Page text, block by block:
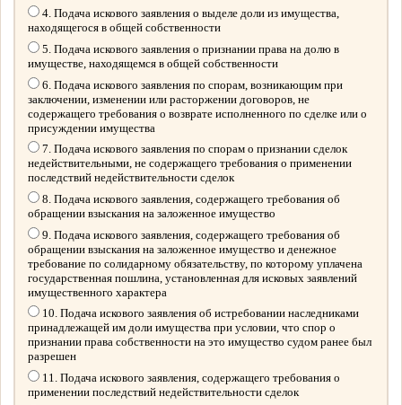
4. Подача искового заявления о выделе доли из имущества,
находящегося в общей собственности
5. Подача искового заявления о признании права на долю в
имуществе, находящемся в общей собственности
6. Подача искового заявления по спорам, возникающим при
заключении, изменении или расторжении договоров, не
содержащего требования о возврате исполненного по сделке или о
присуждении имущества
7. Подача искового заявления по спорам о признании сделок
недействительными, не содержащего требования о применении
последствий недействительности сделок
8. Подача искового заявления, содержащего требования об
обращении взыскания на заложенное имущество
9. Подача искового заявления, содержащего требования об
обращении взыскания на заложенное имущество и денежное
требование по солидарному обязательству, по которому уплачена
государственная пошлина, установленная для исковых заявлений
имущественного характера
10. Подача искового заявления об истребовании наследниками
принадлежащей им доли имущества при условии, что спор о
признании права собственности на это имущество судом ранее был
разрешен
11. Подача искового заявления, содержащего требования о
применении последствий недействительности сделок